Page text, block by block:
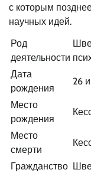
с которым
научных идей.
Род
деятельности
Дата
рождения
26
Место
рождения
Место
смерти
Гражданство